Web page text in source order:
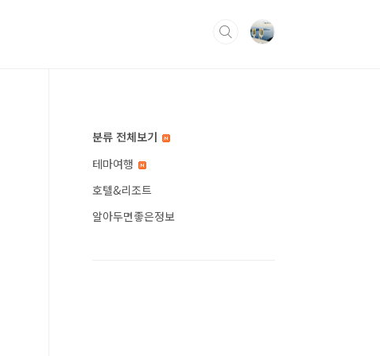
분류 전체보기
테마여행
호텔&리조트
알아두면좋은정보